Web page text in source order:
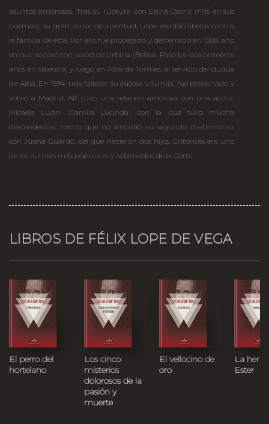
asuntos amorosos. Tras su ruptura con Elena Osorio (Filis en sus
poemas), su gran amor de juventud, Lope escribió libelos contra
la familia de ésta. Por ello fue procesado y desterrado en 1588, año
en que se casó con Isabel de Urbina (Belisa). Pasó los dos primeros
años en Valencia, y luego en Alba de Tormes, al servicio del duque
de Alba. En 1594, tras fallecer su esposa y su hija, fue perdonado y
volvió a Madrid. Allí tuvo una relación amorosa con una actriz,
Micaela Luján (Camila Lucinda) con la que tuvo mucha
descendencia, hecho que no impidió su segundo matrimonio,
con Juana Guardo, del que nacieron dos hijos. Entonces era uno
de los autores más populares y aclamados de la Corte.
LIBROS DE FÉLIX LOPE DE VEGA
El perro del
hortelano
Los cinco
misterios
dolorosos de la
pasión y
muerte
El vellocino de
oro
La
Ester